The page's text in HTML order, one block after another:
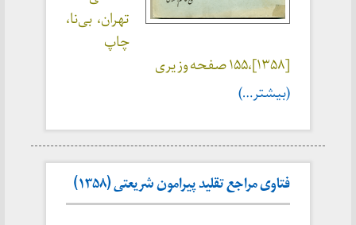
تهران، بی‌نا،
چاپ
[۱۳۵۸]،۱۵۵ صفحه وزیری
(بیشتر…)
فتاوی مراجع تقلید پیرامون شریعتی (۱۳۵۸)